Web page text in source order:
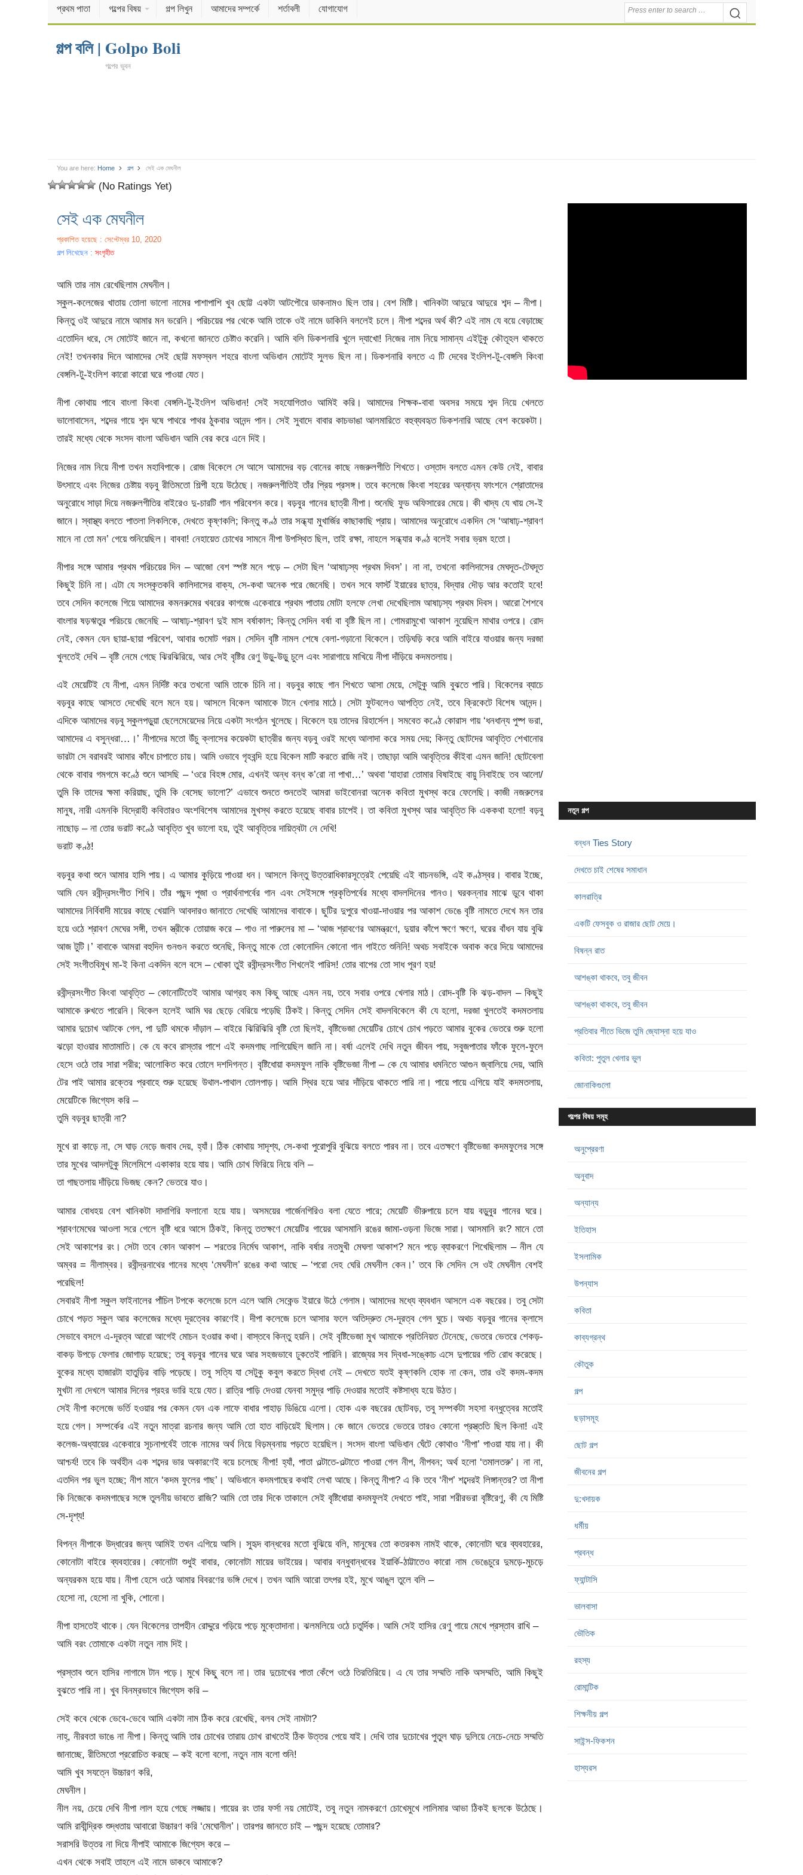
প্রথম পাতা গল্পের বিষয় গল্প লিখুন আমাদের সম্পর্কে শর্তাবলী যোগাযোগ
গল্প বলি | Golpo Boli
গল্পের ভুবন
You are here: Home গল্প সেই এক মেঘনীল
(No Ratings Yet)
সেই এক মেঘনীল
প্রকাশিত হয়েছে : সেপ্টেম্বর 10, 2020
গল্প লিখেছেন : সংগৃহীত
আমি তার নাম রেখেছিলাম মেঘনীল।
স্কুল-কলেজের খাতায় তোলা ভালো নামের পাশাপাশি খুব ছোট্ট একটা আটপৌরে ডাকনামও ছিল তার। বেশ মিষ্টি। খানিকটা আদুরে আদুরে শব্দ – নীপা।
কিন্তু ওই আদুরে নামে আমার মন ভরেনি। পরিচয়ের পর থেকে আমি তাকে ওই নামে ডাকিনি বললেই চলে। নীপা শব্দের অর্থ কী? এই নাম যে বয়ে বেড়াচ্ছে
এতোদিন ধরে, সে মোটেই জানে না, কখনো জানতে চেষ্টাও করেনি। আমি বলি ডিকশনারি খুলে দ্যাখো! নিজের নাম নিয়ে সামান্য এইটুকু কৌতূহল থাকতে
নেই! তখনকার দিনে আমাদের সেই ছোট্ট মফস্বল শহরে বাংলা অভিধান মোটেই সুলভ ছিল না। ডিকশনারি বলতে এ টি দেবের ইংলিশ-টু-বেঙ্গলি কিংবা
বেঙ্গলি-টু-ইংলিশ কারো কারো ঘরে পাওয়া যেত।
নীপা কোথায় পাবে বাংলা কিংবা বেঙ্গলি-টু-ইংলিশ অভিধান! সেই সহযোগিতাও আমিই করি। আমাদের শিক্ষক-বাবা অবসর সময়ে শব্দ নিয়ে খেলতে
ভালোবাসেন, শব্দের গায়ে শব্দ ঘষে পাথরে পাথর ঠুকবার আনন্দ পান। সেই সুবাদে বাবার কাচভাঙা আলমারিতে বহুব্যবহৃত ডিকশনারি আছে বেশ কয়েকটা।
তারই মধ্যে থেকে সংসদ বাংলা অভিধান আমি বের করে এনে দিই।
নিজের নাম নিয়ে নীপা তখন মহাবিপাকে। রোজ বিকেলে সে আসে আমাদের বড় বোনের কাছে নজরুলগীতি শিখতে। ওস্তাদ বলতে এমন কেউ নেই, বাবার
উৎসাহে এবং নিজের চেষ্টায় বড়বু রীতিমতো শিল্পী হয়ে উঠেছে। নজরুলগীতিই তাঁর প্রিয় প্রসঙ্গ। তবে কলেজে কিংবা শহরের অন্যান্য ফাংশনে শ্রোতাদের
অনুরোধে সাড়া দিয়ে নজরুলগীতির বাইরেও দু-চারটি গান পরিবেশন করে। বড়বুর গানের ছাত্রী নীপা। শুনেছি ফুড অফিসারের মেয়ে। কী খাদ্য যে খায় সে-ই
জানে। স্বাস্থ্য বলতে পাতলা লিকলিকে, দেখতে কৃষ্ণকলি; কিন্তু কণ্ঠ তার সন্ধ্যা মুখার্জির কাছাকাছি প্রায়। আমাদের অনুরোধে একদিন সে ‘আষাঢ়-শ্রাবণ
মানে না তো মন’ গেয়ে শুনিয়েছিল। বাববা! নেহায়েত চোখের সামনে নীপা উপস্থিত ছিল, তাই রক্ষা, নাহলে সন্ধ্যার কণ্ঠ বলেই সবার ভ্রম হতো।
নীপার সঙ্গে আমার প্রথম পরিচয়ের দিন – আজো বেশ স্পষ্ট মনে পড়ে – সেটা ছিল ‘আষাঢ়স্য প্রথম দিবস’। না না, তখনো কালিদাসের মেঘদূত-টেঘদূত
কিছুই চিনি না। এটা যে সংস্কৃতকবি কালিদাসের বাক্য, সে-কথা অনেক পরে জেনেছি। তখন সবে ফার্স্ট ইয়ারের ছাত্র, বিদ্যার দৌড় আর কতোই হবে!
তবে সেদিন কলেজে গিয়ে আমাদের কমনরুমের খবরের কাগজে একেবারে প্রথম পাতায় মোটা হলফে লেখা দেখেছিলাম আষাঢ়স্য প্রথম দিবস। আরো শৈশবে
বাংলার ষড়ঋতুর পরিচয়ে জেনেছি – আষাঢ়-শ্রাবণ দুই মাস বর্ষাকাল; কিন্তু সেদিন বর্ষা বা বৃষ্টি ছিল না। গোমরামুখো আকাশ নুয়েছিল মাথার ওপরে। রোদ
নেই, কেমন যেন ছায়া-ছায়া পরিবেশ, আবার গুমোট গরম। সেদিন বৃষ্টি নামল শেষে বেলা-গড়ানো বিকেলে। তড়িঘড়ি করে আমি বাইরে যাওয়ার জন্য দরজা
খুলতেই দেখি – বৃষ্টি নেমে গেছে ঝিরঝিরিয়ে, আর সেই বৃষ্টির রেণু উড়ু-উড়ু চুলে এবং সারাগায়ে মাখিয়ে নীপা দাঁড়িয়ে কদমতলায়।
এই মেয়েটিই যে নীপা, এমন নির্দিষ্ট করে তখনো আমি তাকে চিনি না। বড়বুর কাছে গান শিখতে আসা মেয়ে, সেটুকু আমি বুঝতে পারি। বিকেলের ব্যাচে
বড়বুর কাছে আসতে দেখেছি বলে মনে হয়। আসলে বিকেল আমাকে টানে খেলার মাঠে। সেটা ফুটবলেও আপত্তি নেই, তবে ক্রিকেটে বিশেষ আনন্দ।
এদিকে আমাদের বড়বু স্কুলপড়ুয়া ছেলেমেয়েদের নিয়ে একটা সংগঠন খুলেছে। বিকেলে হয় তাদের রিহার্সেল। সমবেত কণ্ঠে কোরাস গায় ‘ধনধান্য পুষ্প ভরা,
আমাদের এ বসুন্ধরা…।’ নীপাদের মতো উঁচু ক্লাসের কয়েকটা ছাত্রীর জন্য বড়বু ওরই মধ্যে আলাদা করে সময় দেয়; কিন্তু ছোটদের আবৃত্তি শেখানোর
ভারটা সে বরাবরই আমার কাঁধে চাপাতে চায়। আমি ওভাবে গৃহবন্দি হয়ে বিকেল মাটি করতে রাজি নই। তাছাড়া আমি আবৃত্তির কীইবা এমন জানি! ছোটবেলা
থেকে বাবার গমগমে কণ্ঠে শুনে আসছি – ‘ওরে বিহঙ্গ মোর, এখনই অন্ধ বন্ধ ক’রো না পাখা…’ অথবা ‘যাহারা তোমার বিষাইছে বায়ু নিবাইছে তব আলো/
তুমি কি তাদের ক্ষমা করিয়াছ, তুমি কি বেসেছ ভালো?’ এভাবে শুনতে শুনতেই আমরা ভাইবোনরা অনেক কবিতা মুখস্থ করে ফেলেছি। কাজী নজরুলের
মানুষ, নারী এমনকি বিদ্রোহী কবিতারও অংশবিশেষ আমাদের মুখস্থ করতে হয়েছে বাবার চাপেই। তা কবিতা মুখস্থ আর আবৃত্তি কি এককথা হলো! বড়বু
নাছোড় – না তোর ভরাট কণ্ঠে আবৃত্তি খুব ভালো হয়, তুই আবৃত্তির দায়িত্বটা নে দেখি!
ভরাট কণ্ঠ!
বড়বুর কথা শুনে আমার হাসি পায়। এ আমার কুড়িয়ে পাওয়া ধন। আসলে কিন্তু উত্তরাধিকারসূত্রেই পেয়েছি এই বাচনভঙ্গি, এই কণ্ঠস্বর। বাবার ইচ্ছে,
আমি যেন রবীন্দ্রসংগীত শিখি। তাঁর পছন্দ পূজা ও প্রার্থনাপর্বের গান এবং সেইসঙ্গে প্রকৃতিপর্বের মধ্যে বাদলদিনের গানও। ঘরকন্নার মাঝে ডুবে থাকা
আমাদের নির্বিবাদী মায়ের কাছে খেয়ালি আবদারও জানাতে দেখেছি আমাদের বাবাকে। ছুটির দুপুরে খাওয়া-দাওয়ার পর আকাশ ভেঙে বৃষ্টি নামতে দেখে মন তার
হয়ে ওঠে শ্রাবণ মেঘের সঙ্গী, তখন স্ত্রীকে তোয়াজ করে – গাও না পারুলের মা – ‘আজ শ্রাবণের আমন্ত্রণে, দুয়ার কাঁপে ক্ষণে ক্ষণে, ঘরের বাঁধন যায় বুঝি
আজ টুটি।’ বাবাকে আমরা বহুদিন গুনগুন করতে শুনেছি, কিন্তু মাকে তো কোনোদিন কোনো গান গাইতে শুনিনি! অথচ সবাইকে অবাক করে দিয়ে আমাদের
সেই সংগীতবিমুখ মা-ই কিনা একদিন বলে বসে – খোকা তুই রবীন্দ্রসংগীত শিখলেই পারিস! তোর বাপের তো সাধ পূরণ হয়!
রবীন্দ্রসংগীত কিংবা আবৃত্তি – কোনোটিতেই আমার আগ্রহ কম কিছু আছে এমন নয়, তবে সবার ওপরে খেলার মাঠ। রোদ-বৃষ্টি কি ঝড়-বাদল – কিছুই
আমাকে রুখতে পারেনি। বিকেল হলেই আমি ঘর ছেড়ে বেরিয়ে পড়েছি ঠিকই। কিন্তু সেদিন সেই বাদলবিকেলে কী যে হলো, দরজা খুলতেই কদমতলায়
আমার দুচোখ আটকে গেল, পা দুটি থমকে দাঁড়াল – বাইরে ঝিরিঝিরি বৃষ্টি তো ছিলই, বৃষ্টিভেজা মেয়েটির চোখে চোখ পড়তে আমার বুকের ভেতরে শুরু হলো
ঝড়ো হাওয়ার মাতামাতি। কে যে কবে রাস্তার পাশে এই কদমগাছ লাগিয়েছিল জানি না। বর্ষা এলেই দেখি নতুন জীবন পায়, সবুজপাতার ফাঁকে ফুলে-ফুলে
হেসে ওঠে তার সারা শরীর; আলোকিত করে তোলে দশদিগন্ত। বৃষ্টিধোয়া কদমফুল নাকি বৃষ্টিভেজা নীপা – কে যে আমার ধমনিতে আগুন জ্বালিয়ে দেয়, আমি
টের পাই আমার রক্তের প্রবাহে শুরু হয়েছে উথাল-পাথাল তোলপাড়। আমি স্থির হয়ে আর দাঁড়িয়ে থাকতে পারি না। পায়ে পায়ে এগিয়ে যাই কদমতলায়,
মেয়েটিকে জিগ্যেস করি –
তুমি বড়বুর ছাত্রী না?
মুখে রা কাড়ে না, সে ঘাড় নেড়ে জবাব দেয়, হ্যাঁ। ঠিক কোথায় সাদৃশ্য, সে-কথা পুরোপুরি বুঝিয়ে বলতে পারব না। তবে এতক্ষণে বৃষ্টিভেজা কদমফুলের সঙ্গে
তার মুখের আদলটুকু মিলেমিশে একাকার হয়ে যায়। আমি চোখ ফিরিয়ে নিয়ে বলি –
তা গাছতলায় দাঁড়িয়ে ভিজছ কেন? ভেতরে যাও।
আমার বোধহয় বেশ খানিকটা দাদাগিরি ফলানো হয়ে যায়। অসময়ের গার্জেনগিরিও বলা যেতে পারে; মেয়েটি ভীরুপায়ে চলে যায় বড়ুবুর গানের ঘরে।
শ্রাবণমেঘের আওলা সরে গেলে বৃষ্টি ধরে আসে ঠিকই, কিন্তু ততক্ষণে মেয়েটির গায়ের আসমানি রঙের জামা-ওড়না ভিজে সারা। আসমানি রং? মানে তো
সেই আকাশের রং। সেটা তবে কোন আকাশ – শরতের নির্মেঘ আকাশ, নাকি বর্ষার নতমুখী মেঘলা আকাশ? মনে পড়ে ব্যাকরণে শিখেছিলাম – নীল যে
অম্বর = নীলাম্বর। রবীন্দ্রনাথের গানের মধ্যে ‘মেঘনীল’ রঙের কথা আছে – ‘পরো দেহ ঘেরি মেঘনীল কেন।’ তবে কি সেদিন সে ওই মেঘনীল বেশই
পরেছিল!
সেবারই নীপা স্কুল ফাইনালের পাঁচিল টপকে কলেজে চলে এলে আমি সেকেন্ড ইয়ারে উঠে গেলাম। আমাদের মধ্যে ব্যবধান আসলে এক বছরের। তবু সেটা
চোখে পড়ত স্কুল আর কলেজের মধ্যে দূরত্বের কারণেই। দীপা কলেজে চলে আসার ফলে অতিদ্রুত সে-দূরত্ব গেল ঘুচে। অথচ বড়বুর গানের ক্লাসে
সেভাবে বসলে এ-দূরত্ব আরো আগেই মোচন হওয়ার কথা। বাস্তবে কিন্তু হয়নি। সেই বৃষ্টিভেজা মুখ আমাকে প্রতিনিয়ত টেনেছে, ভেতরে ভেতরে শেকড়-
বাকড় উপড়ে ফেলার জোগাড় হয়েছে; তবু বড়বুর গানের ঘরে আর সহজভাবে ঢুকতেই পারিনি। রাজ্যের সব দ্বিধা-সঙ্কোচ এসে দুপায়ের গতি রোধ করেছে।
বুকের মধ্যে হাজারটা হাতুড়ির বাড়ি পড়েছে। তবু সত্যি যা সেটুকু কবুল করতে দ্বিধা নেই – দেখতে যতই কৃষ্ণকলি হোক না কেন, তার ওই কদম-কদম
মুখটা না দেখলে আমার দিনের প্রহর ভারি হয়ে যেত। রাত্রি পাড়ি দেওয়া যেনবা সমুদ্র পাড়ি দেওয়ার মতোই কষ্টসাধ্য হয়ে উঠত।
সেই নীপা কলেজে ভর্তি হওয়ার পর কেমন যেন এক লাফে বাধার পাহাড় ডিঙিয়ে এলো। হোক এক বছরের ছোটবড়, তবু সম্পর্কটা সহসা বন্ধুত্বের মতোই
হয়ে গেল। সম্পর্কের এই নতুন মাত্রা রচনার জন্য আমি তো হাত বাড়িয়েই ছিলাম। কে জানে ভেতরে ভেতরে তারও কোনো প্রস্ত্ততি ছিল কিনা! এই
কলেজ-অধ্যায়ের একেবারে সূচনাপর্বেই তাকে নামের অর্থ নিয়ে বিড়ম্বনায় পড়তে হয়েছিল। সংসদ বাংলা অভিধান ঘেঁটে কোথাও ‘নীপা’ পাওয়া যায় না। কী
আশ্চর্য! তবে কি অর্থহীন এক শব্দের ভার অকারণেই বয়ে চলেছে নীপা! হ্যাঁ, পাতা ওল্টাতে-ওল্টাতে পাওয়া গেল নীপ, নীপবন; অর্থ হলো ‘তমালতরু’। না না,
এতদিন পর ভুল হচ্ছে; নীপ মানে ‘কদম ফুলের গাছ’। অভিধানে কদমগাছের কথাই লেখা আছে। কিন্তু নীপা? এ কি তবে ‘নীপ’ শব্দেরই লিঙ্গান্তর? তা নীপা
কি নিজেকে কদমগাছের সঙ্গে তুলনীয় ভাবতে রাজি? আমি তো তার দিকে তাকালে সেই বৃষ্টিধোয়া কদমফুলই দেখতে পাই, সারা শরীরভরা বৃষ্টিরেণু, কী যে মিষ্টি
সে-দৃশ্য!
বিপন্ন নীপাকে উদ্ধারের জন্য আমিই তখন এগিয়ে আসি। সুহৃদ বান্ধবের মতো বুঝিয়ে বলি, মানুষের তো কতরকম নামই থাকে, কোনোটা ঘরে ব্যবহারের,
কোনোটা বাইরে ব্যবহারের। কোনোটা শুধুই বাবার, কোনোটা মায়ের ভাইয়ের। আবার বন্ধুবান্ধবের ইয়ার্কি-ঠাট্টাতেও কারো নাম ভেঙেচুরে দুমড়ে-মুচড়ে
অন্যরকম হয়ে যায়। নীপা হেসে ওঠে আমার বিবরণের ভঙ্গি দেখে। তখন আমি আরো তৎপর হই, মুখে আঙুল তুলে বলি –
হেসো না, হেসো না খুকি, শোনো।
নীপা হাসতেই থাকে। যেন বিকেলের তাপহীন রোদ্দুরে গড়িয়ে পড়ে মুক্তোদানা। ঝলমলিয়ে ওঠে চতুর্দিক। আমি সেই হাসির রেণু গায়ে মেখে প্রস্তাব রাখি –
আমি বরং তোমাকে একটা নতুন নাম দিই।
প্রস্তাব শুনে হাসির লাগামে টান পড়ে। মুখে কিছু্ বলে না। তার দুচোখের পাতা কেঁপে ওঠে তিরতিরিয়ে। এ যে তার সম্মতি নাকি অসম্মতি, আমি কিছুই
বুঝতে পারি না। খুব বিনম্রভাবে জিগ্যেস করি –
সেই কবে থেকে ভেবে-ভেবে আমি একটা নাম ঠিক করে রেখেছি, বলব সেই নামটা?
নাহ্, নীরবতা ভাঙে না নীপা। কিন্তু আমি তার চোখের তারায় চোখ রাখতেই ঠিক উত্তর পেয়ে যাই। দেখি তার দুচোখের পুতুল ঘাড় দুলিয়ে নেচে-নেচে সম্মতি
জানাচ্ছে, রীতিমতো প্ররোচিত করছে – কই বলো বলো, নতুন নাম বলো শুনি!
আমি খুব সযত্নে উচ্চারণ করি,
মেঘনীল।
নীল নয়, চেয়ে দেখি নীপা লাল হয়ে গেছে লজ্জায়। গায়ের রং তার ফর্সা নয় মোটেই, তবু নতুন নামকরণে চোখেমুখে লালিমার আভা ঠিকই ছলকে উঠেছে।
আমি রাবীন্দ্রিক শুদ্ধতায় আবারো উচ্চারণ করি ‘মেঘোনীল’। তারপর জানতে চাই – পছন্দ হয়েছে তোমার?
সরাসরি উত্তর না দিয়ে নীপাই আমাকে জিগ্যেস করে –
এখন থেকে সবাই তাহলে এই নামে ডাকবে আমাকে?
নতুন গল্প
বন্ধন Ties Story
দেখতে চাই শেষের সমাধান
কালরাত্রি
একটি ফেসবুক ও রাজার ছোট মেয়ে।
বিষন্ন রাত
আশঙ্কা থাকবে, তবু জীবন
আশঙ্কা থাকবে, তবু জীবন
প্রতিবার শীতে ভিজে তুমি জ্যোস্না হয়ে যাও
কবিতা: পুতুল খেলার ভুল
জোনাকিগুলো
গল্পের বিষয় সমূহ
অনুপ্রেরণা
অনুবাদ
অন্যান্য
ইতিহাস
ইসলামিক
উপন্যাস
কবিতা
কাব্যগ্রন্থ
কৌতুক
গল্প
ছড়াসমূহ
ছোট গল্প
জীবনের গল্প
দু:খদায়ক
ধর্মীয়
প্রবন্ধ
ফ্যান্টাসি
ভালবাসা
ভৌতিক
রহস্য
রোমান্টিক
শিক্ষনীয় গল্প
সাইন্স-ফিকশন
হাস্যরস